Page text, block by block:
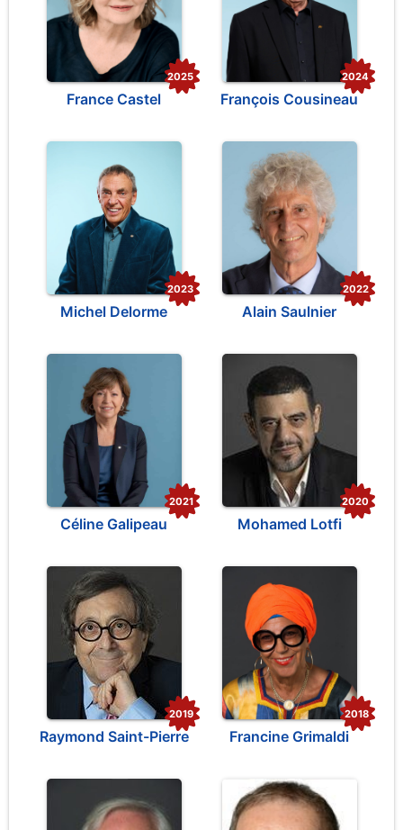
France Castel
2025
François Cousineau
2024
Michel Delorme
2023
Alain Saulnier
2022
Céline Galipeau
2021
Mohamed Lotfi
2020
Raymond Saint-Pierre
2019
Francine Grimaldi
2018